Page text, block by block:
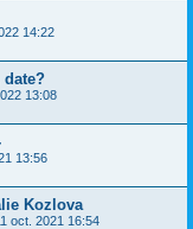
14:22
date?
13:08
13:56
Kozlova
oct. 2021 16:54